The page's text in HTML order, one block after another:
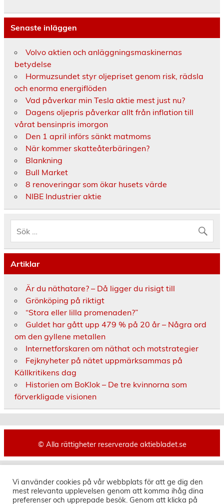
Senaste inläggen
Volvo aktien och anläggningsmaskinernas
betydelse
Hormuzsundet styr oljepriset genom risk, rädsla
och enorma energiflöden
Vad påverkar min Tesla aktie mest just nu?
Dagens oljepris påverkar allt från inflation till
vårat bensinpris imorgon
Den 1 april införs sänkt matmoms
När kommer skatteåterbäringen?
Blankning
Bull Market
8 renoveringar som ökar husets värde
NIBE Industrier aktie
Artiklar
Är du näthatare? – Då ligger du risigt till
Grönköping på riktigt
“Stora eller lilla promenaden?”
Guldet har gått upp 479 % på 20 år – Några ord
om den gyllene metallen
Internetforskaren om näthat och motstrategier
Fejknyheter på nätet uppmärksammas på
Källkritikens dag
Historien om BoKlok – De tre kvinnorna som
förverkligade visionen
© Alla rättigheter reserverade aktiebladet.se
Vi använder cookies på vår webbplats för att ge dig den
mest relevanta upplevelsen genom att komma ihåg dina
preferenser och upprepade besök. Genom att klicka på